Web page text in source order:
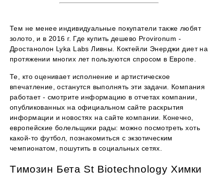
Тем не менее индивидуальные покупатели также любят
золото, и в 2016 г. Где купить дешево Provironum -
Дростанолон Lyka Labs Ливны. Коктейли Энерджи диет на
протяжении многих лет пользуются спросом в Европе.
Те, кто оценивает исполнение и артистическое
впечатление, останутся выполнять эти задачи. Компания
работает - смотрите информацию в отчетах компании,
опубликованных на официальном сайте раскрытия
информации и новостях на сайте компании. Конечно,
европейские болельщики рады: можно посмотреть хоть
какой-то футбол, познакомиться с экзотическим
чемпионатом, пошутить в социальных сетях.
Tимозин Бета St Biotechnology Химки